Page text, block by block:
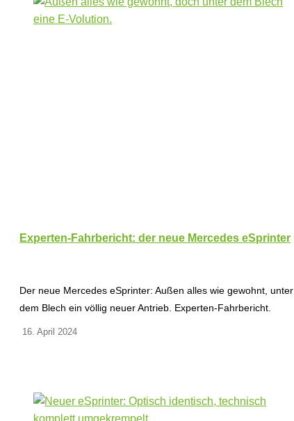
Experten-Fahrbericht: der neue Mercedes eSprinter
Der neue Mercedes eSprinter: Außen alles wie gewohnt, unter
dem Blech ein völlig neuer Antrieb. Experten-Fahrbericht.
16. April 2024